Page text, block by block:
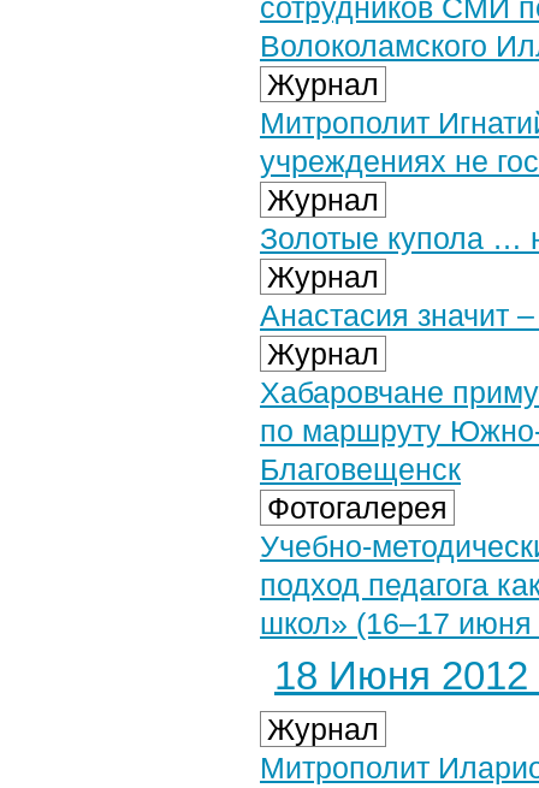
сотрудников СМИ
Волоколамского
Журнал
Митрополит
учреждениях не
Журнал
Золотые купола …
Журнал
Анастасия значит
Журнал
Хабаровчане
по маршруту
Благовещенск
Фотогалерея
Учебно-
подход педагога
школ» (16–17 июня
18 Июня 2012
Журнал
Митрополит